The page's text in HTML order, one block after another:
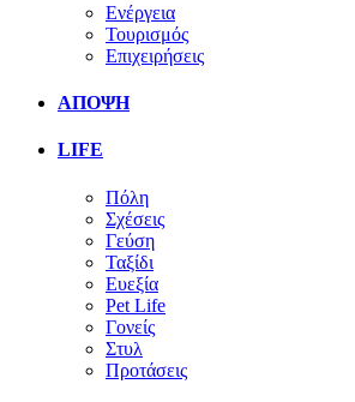
Ενέργεια
Τουρισμός
Επιχειρήσεις
ΑΠΟΨΗ
LIFE
Πόλη
Σχέσεις
Γεύση
Ταξίδι
Ευεξία
Pet Life
Γονείς
Στυλ
Προτάσεις